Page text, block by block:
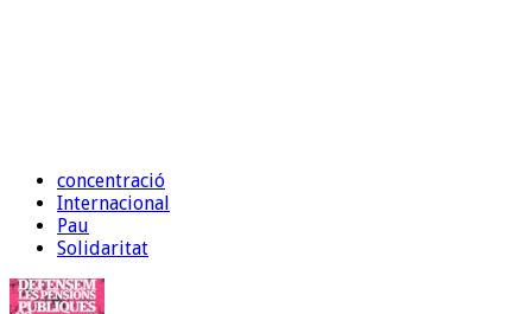
concentració
Internacional
Pau
Solidaritat